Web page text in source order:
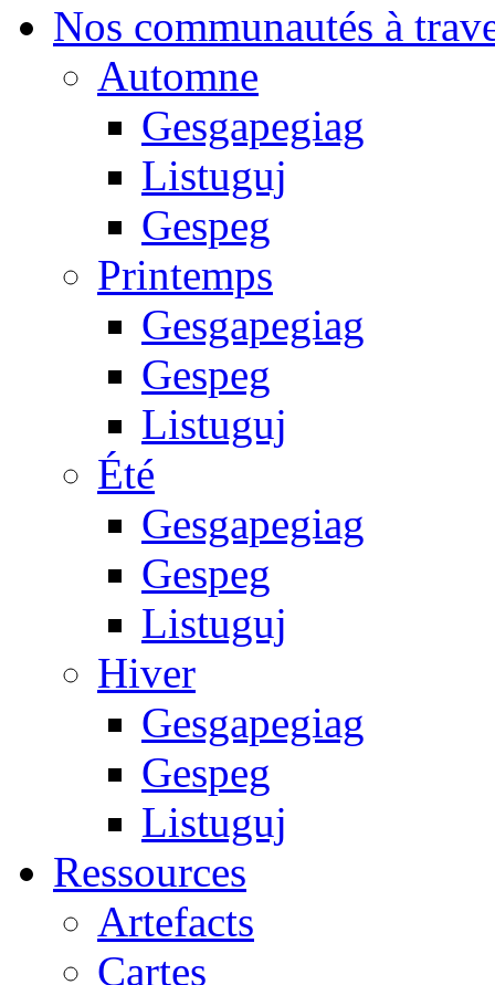
Nos communautés à
Automne
Gesgapegiag
Listuguj
Gespeg
Printemps
Gesgapegiag
Gespeg
Listuguj
Été
Gesgapegiag
Gespeg
Listuguj
Hiver
Gesgapegiag
Gespeg
Listuguj
Ressources
Artefacts
Cartes